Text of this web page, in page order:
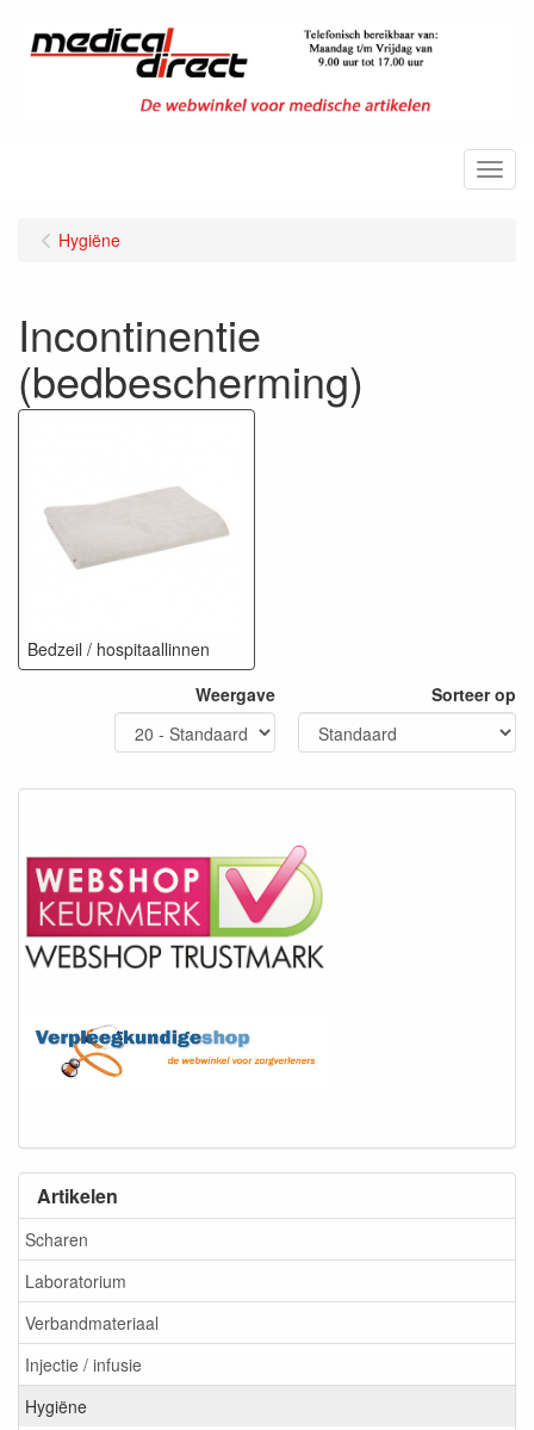
Menu
Artikelen
Scharen
Laboratorium
Verbandmateriaal
Injectie / infusie
Hygiëne
Hygiëne
Incontinentie
(bedbescherming)
Bedzeil / hospitaallinnen
Weergave
Sorteer op